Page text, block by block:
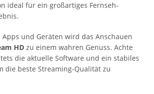
ideal für ein großartiges Fernseh-
und Geräten wird das Anschauen
HD zu einem wahren Genuss. Achte
die aktuelle Software und ein stabiles
die beste Streaming-Qualität zu